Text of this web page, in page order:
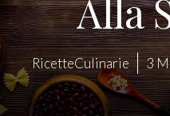
Alla
RicetteCulinarie 3